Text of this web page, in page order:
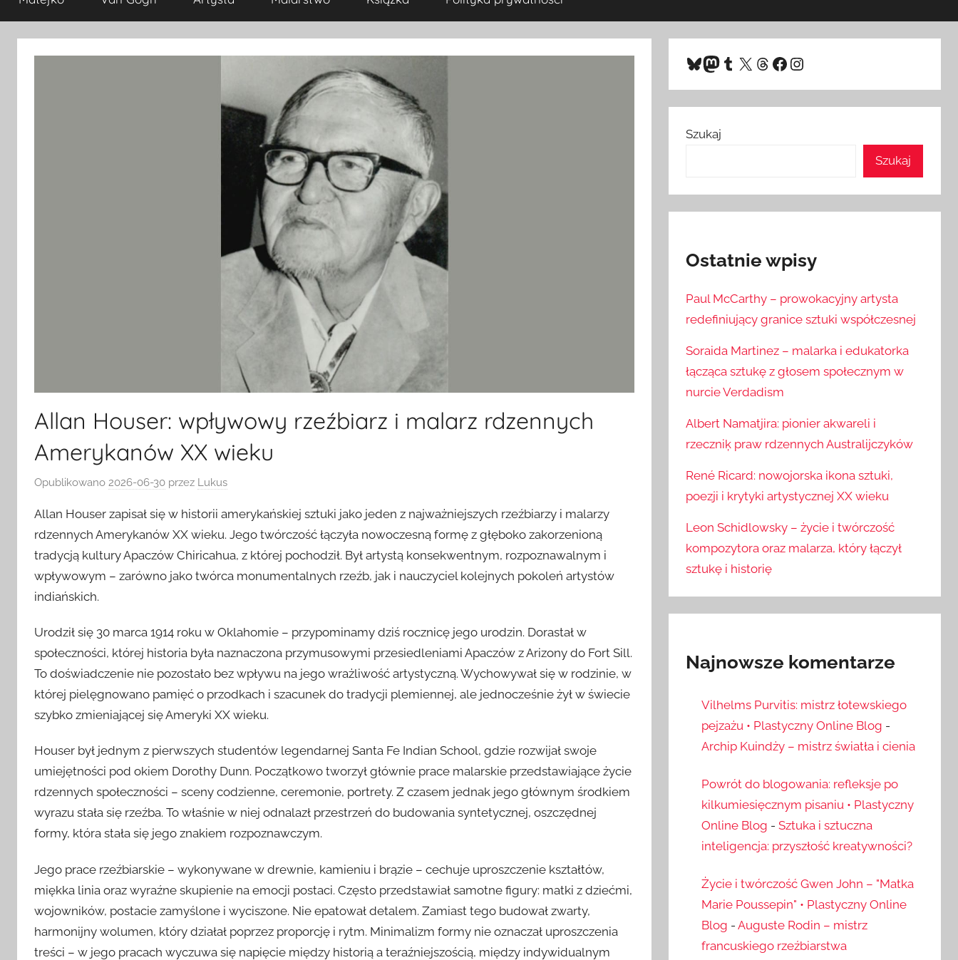
Allan Houser: wpływowy rzeźbiarz i malarz rdzennych
Amerykanów XX wieku
Opublikowano 2026-06-30 przez Lukus
Allan Houser zapisał się w historii amerykańskiej sztuki jako jeden z najważniejszych rzeźbiarzy i malarzy
rdzennych Amerykanów XX wieku. Jego twórczość łączyła nowoczesną formę z głęboko zakorzenioną
tradycją kultury Apaczów Chiricahua, z której pochodził. Był artystą konsekwentnym, rozpoznawalnym i
wpływowym – zarówno jako twórca monumentalnych rzeźb, jak i nauczyciel kolejnych pokoleń artystów
indiańskich.
Urodził się 30 marca 1914 roku w Oklahomie – przypominamy dziś rocznicę jego urodzin. Dorastał w
społeczności, której historia była naznaczona przymusowymi przesiedleniami Apaczów z Arizony do Fort Sill.
To doświadczenie nie pozostało bez wpływu na jego wrażliwość artystyczną. Wychowywał się w rodzinie, w
której pielęgnowano pamięć o przodkach i szacunek do tradycji plemiennej, ale jednocześnie żył w świecie
szybko zmieniającej się Ameryki XX wieku.
Houser był jednym z pierwszych studentów legendarnej Santa Fe Indian School, gdzie rozwijał swoje
umiejętności pod okiem Dorothy Dunn. Początkowo tworzył głównie prace malarskie przedstawiające życie
rdzennych społeczności – sceny codzienne, ceremonie, portrety. Z czasem jednak jego głównym środkiem
wyrazu stała się rzeźba. To właśnie w niej odnalazł przestrzeń do budowania syntetycznej, oszczędnej
formy, która stała się jego znakiem rozpoznawczym.
Jego prace rzeźbiarskie – wykonywane w drewnie, kamieniu i brązie – cechuje uproszczenie kształtów,
miękka linia oraz wyraźne skupienie na emocji postaci. Często przedstawiał samotne figury: matki z dziećmi,
wojowników, postacie zamyślone i wyciszone. Nie epatował detalem. Zamiast tego budował zwarty,
harmonijny wolumen, który działał poprzez proporcję i rytm. Minimalizm formy nie oznaczał uproszczenia
treści – w jego pracach wyczuwa się napięcie między historią a teraźniejszością, między indywidualnym
Bluesky
Mastodon
Tumblr
X Threads
Facebook
Instagram
Szukaj
Szukaj
Ostatnie wpisy
Paul McCarthy – prowokacyjny artysta
redefiniujący granice sztuki współczesnej
Soraida Martinez – malarka i edukatorka
łącząca sztukę z głosem społecznym w
nurcie Verdadism
Albert Namatjira: pionier akwareli i
rzeczniķ praw rdzennych Australijczyków
René Ricard: nowojorska ikona sztuki,
poezji i krytyki artystycznej XX wieku
Leon Schidlowsky – życie i twórczość
kompozytora oraz malarza, który łączył
sztukę i historię
Najnowsze komentarze
Vilhelms Purvitis: mistrz łotewskiego
pejzażu • Plastyczny Online Blog -
Archip Kuindży – mistrz światła i cienia
Powrót do blogowania: refleksje po
kilkumiesięcznym pisaniu • Plastyczny
Online Blog - Sztuka i sztuczna
inteligencja: przyszłość kreatywności?
Życie i twórczość Gwen John – "Matka
Marie Poussepin" • Plastyczny Online
Blog - Auguste Rodin – mistrz
francuskiego rzeźbiarstwa